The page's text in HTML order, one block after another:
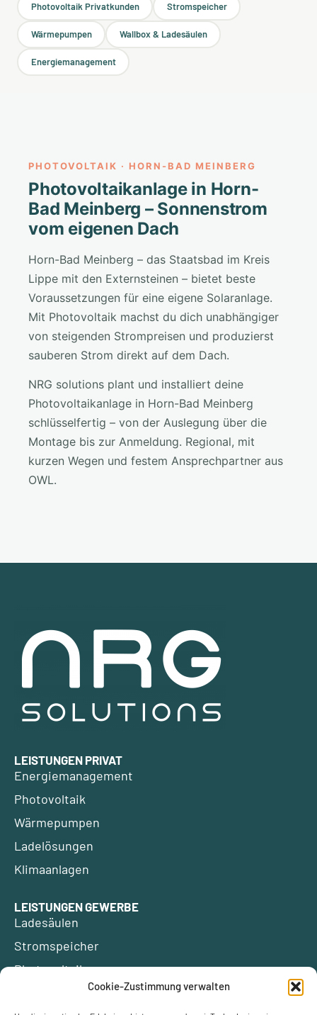
Cookie-Zustimmung verwalten
Photovoltaik Privatkunden Stromspeicher
Wärmepumpen Wallbox & Ladesäulen
Energiemanagement
PHOTOVOLTAIK · HORN-BAD MEINBERG
Photovoltaikanlage in Horn-
Bad Meinberg – Sonnenstrom
vom eigenen Dach
Horn-Bad Meinberg – das Staatsbad im Kreis
Lippe mit den Externsteinen – bietet beste
Voraussetzungen für eine eigene Solaranlage.
Mit Photovoltaik machst du dich unabhängiger
von steigenden Strompreisen und produzierst
sauberen Strom direkt auf dem Dach.
NRG solutions plant und installiert deine
Photovoltaikanlage in Horn-Bad Meinberg
schlüsselfertig – von der Auslegung über die
Montage bis zur Anmeldung. Regional, mit
kurzen Wegen und festem Ansprechpartner aus
OWL.
LEISTUNGEN PRIVAT
Energiemanagement
Photovoltaik
Wärmepumpen
Ladelösungen
Klimaanlagen
LEISTUNGEN GEWERBE
Ladesäulen
Stromspeicher
Photovoltaik